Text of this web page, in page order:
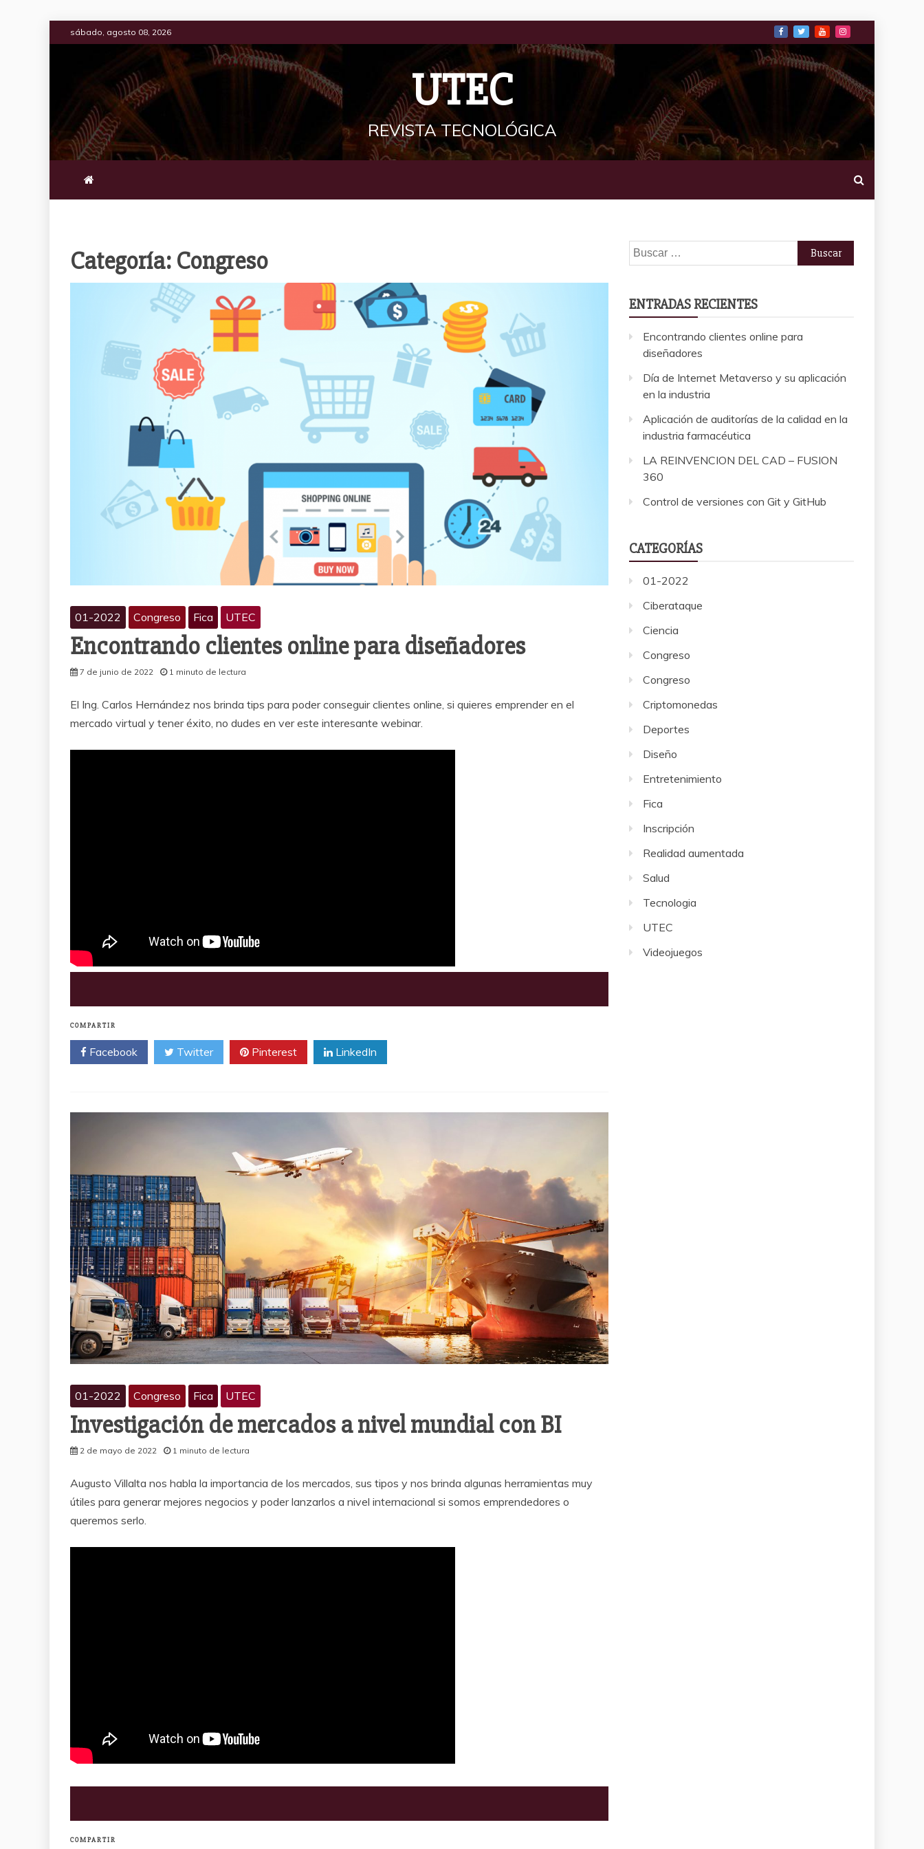
Saltar
al
sábado, agosto 08, 2026
UTEC
REVISTA TECNOLÓGICA
Categoría: Congreso
01-2022 Congreso Fica UTEC
Encontrando clientes online para diseñadores
7 de junio de 2022 1 minuto de lectura
El Ing. Carlos Hernández nos brinda tips para poder conseguir clientes online, si quieres emprender en el
mercado virtual y tener éxito, no dudes en ver este interesante webinar.
COMPARTIR
Facebook Twitter Pinterest LinkedIn
01-2022 Congreso Fica UTEC
Investigación de mercados a nivel mundial con BI
2 de mayo de 2022 1 minuto de lectura
Augusto Villalta nos habla la importancia de los mercados, sus tipos y nos brinda algunas herramientas muy
útiles para generar mejores negocios y poder lanzarlos a nivel internacional si somos emprendedores o
queremos serlo.
COMPARTIR
Buscar:
ENTRADAS RECIENTES
Encontrando clientes online para
diseñadores
Día de Internet Metaverso y su aplicación
en la industria
Aplicación de auditorías de la calidad en la
industria farmacéutica
LA REINVENCION DEL CAD – FUSION
360
Control de versiones con Git y GitHub
CATEGORÍAS
01-2022
Ciberataque
Ciencia
Congreso
Congreso
Criptomonedas
Deportes
Diseño
Entretenimiento
Fica
Inscripción
Realidad aumentada
Salud
Tecnologia
UTEC
Videojuegos